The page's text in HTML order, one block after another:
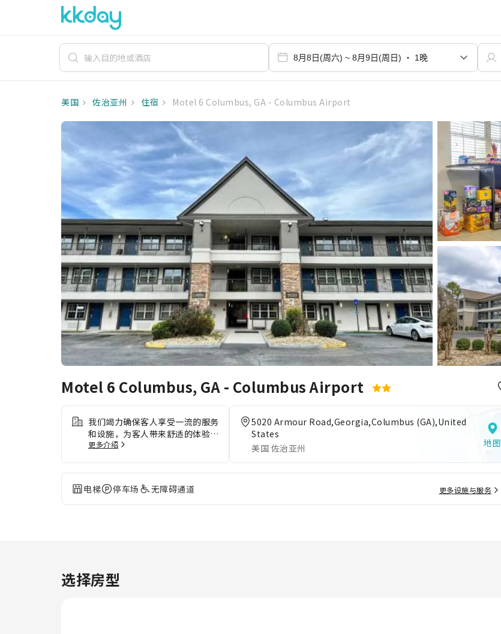
美国 佐治亚州 住宿 Motel 6 Columbus, GA - Columbus Airport
Motel 6 Columbus, GA - Columbus Airport
我们竭力确保客人享受一流的服务
和设施，为客人带来舒适的体验。
您在整个住宿期间均可免费使用
提供的交通服务，探索哥伦布
(GA)更方便。 若驾车前来，您可
以享受住宿内提供的便利停车设
施。入住Motel 6 Columbus, GA
上，您都可以随时从酒店的自助自
动售货机里买到小零食。
更多介绍
5020 Armour Road,Georgia,Columbus (GA),United
States
美国 佐治亚州
地图
电梯 停车场 无障碍通道 更多设施与服务
选择房型